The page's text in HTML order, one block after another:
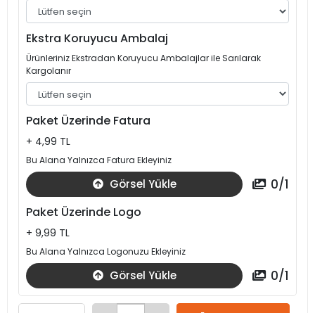
Ekstra Koruyucu Ambalaj
Ürünleriniz Ekstradan Koruyucu Ambalajlar ile Sarılarak
Kargolanır
Paket Üzerinde Fatura
+ 4,99 TL
Bu Alana Yalnızca Fatura Ekleyiniz
Görsel Yükle 0/1
Paket Üzerinde Logo
+ 9,99 TL
Bu Alana Yalnızca Logonuzu Ekleyiniz
Görsel Yükle 0/1